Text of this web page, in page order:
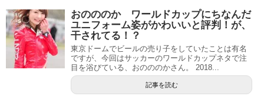
おのののか ワールドカップにちなんだ
ユニフォーム姿がかわいいと評判！が、
干されてる！？
東京ドームでビールの売り子をしていたことは有名
ですが、今回はサッカーのワールドカップネタで注
目を浴びている、おのののかさん。 2018...
記事を読む